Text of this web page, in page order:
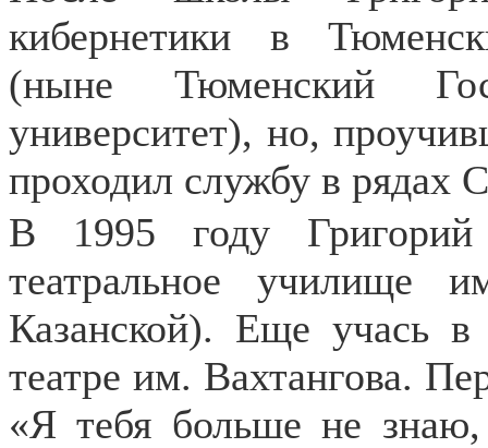
кибернетики в
(ныне Тюменский
университет), но,
проходил службу в рядах
В 1995 году
театральное
Казанской). Еще учась
театре им. Вахтангова.
«Я тебя больше не